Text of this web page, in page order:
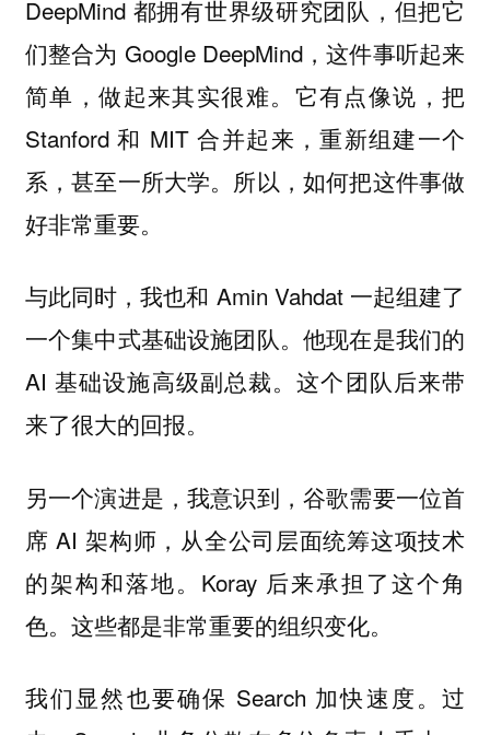
DeepMind 都拥有世界级研究团队，但把它
们整合为 Google DeepMind，这件事听起来
简单，做起来其实很难。它有点像说，把
Stanford 和 MIT 合并起来，重新组建一个
系，甚至一所大学。所以，如何把这件事做
好非常重要。
与此同时，我也和 Amin Vahdat 一起组建了
一个集中式基础设施团队。他现在是我们的
AI 基础设施高级副总裁。这个团队后来带
来了很大的回报。
另一个演进是，我意识到，谷歌需要一位首
席 AI 架构师，从全公司层面统筹这项技术
的架构和落地。Koray 后来承担了这个角
色。这些都是非常重要的组织变化。
我们显然也要确保 Search 加快速度。过